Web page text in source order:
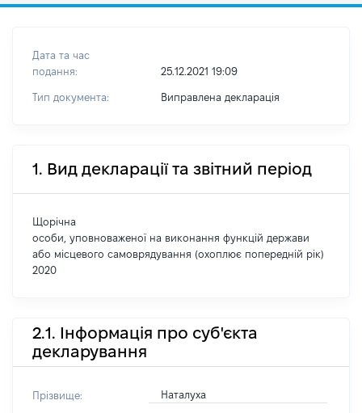
Дата та час
подання:
25.12.2021 19:09
Тип документа: Виправлена декларація
1. Вид декларації та звітний період
Щорічна
особи, уповноваженої на виконання функцій держави
або місцевого самоврядування (охоплює попередній рік)
2020
2.1. Інформація про суб'єкта
декларування
Прізвище: Наталуха